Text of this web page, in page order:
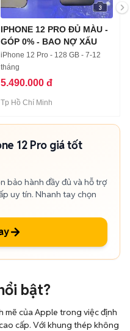
3
IPHONE 12 PRO ĐỦ MÀU -
GÓP 0% - BAO NỢ XẤU
iPhone 12 Pro - 128 GB - 7-12
tháng
5.490.000 đ
Tp Hồ Chí Minh
12 Pro giá tốt
bảo hành đầy đủ và hỗ trợ
uy tín. Nhanh tay chọn
bật?
mẽ của Apple trong việc định
cấp. Với khung thép không